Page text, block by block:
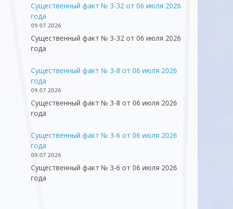
Существенный факт № 3-32 от 06 июля 2026
года
09.07.2026
Существенный факт № 3-32 от 06 июля 2026
года
Существенный факт № 3-8 от 06 июля 2026
года
09.07.2026
Существенный факт № 3-8 от 06 июля 2026
года
Существенный факт № 3-6 от 06 июля 2026
года
09.07.2026
Существенный факт № 3-6 от 06 июля 2026
года